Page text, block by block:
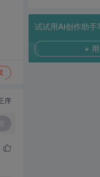
序
试试用AI创作助手
+